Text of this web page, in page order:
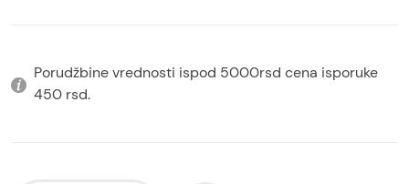
Porudžbine vrednosti ispod 5000rsd cena isporuke
450 rsd.